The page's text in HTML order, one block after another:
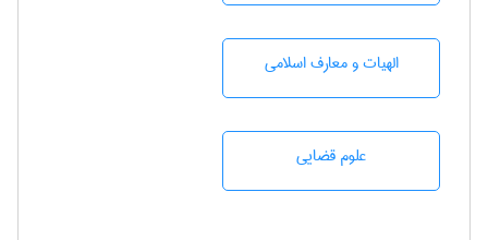
الهیات و معارف اسلامی
علوم قضایی